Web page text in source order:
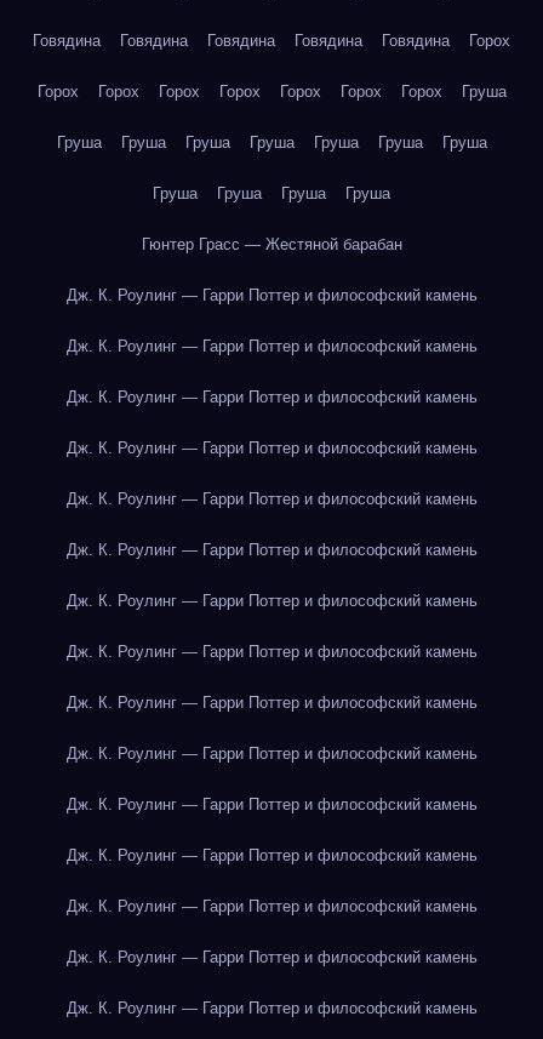
Говядина Говядина Говядина Говядина Говядина Горох
Горох Горох Горох Горох Горох Горох Горох Груша
Груша Груша Груша Груша Груша Груша Груша
Груша Груша Груша Груша
Гюнтер Грасс — Жестяной барабан
Дж. К. Роулинг — Гарри Поттер и философский камень
Дж. К. Роулинг — Гарри Поттер и философский камень
Дж. К. Роулинг — Гарри Поттер и философский камень
Дж. К. Роулинг — Гарри Поттер и философский камень
Дж. К. Роулинг — Гарри Поттер и философский камень
Дж. К. Роулинг — Гарри Поттер и философский камень
Дж. К. Роулинг — Гарри Поттер и философский камень
Дж. К. Роулинг — Гарри Поттер и философский камень
Дж. К. Роулинг — Гарри Поттер и философский камень
Дж. К. Роулинг — Гарри Поттер и философский камень
Дж. К. Роулинг — Гарри Поттер и философский камень
Дж. К. Роулинг — Гарри Поттер и философский камень
Дж. К. Роулинг — Гарри Поттер и философский камень
Дж. К. Роулинг — Гарри Поттер и философский камень
Дж. К. Роулинг — Гарри Поттер и философский камень